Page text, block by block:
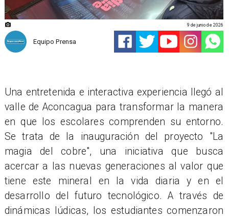
Equipo Prensa
9 de junio de 2026
Una entretenida e interactiva experiencia llegó al
valle de Aconcagua para transformar la manera
en que los escolares comprenden su entorno.
Se trata de la inauguración del proyecto "La
magia del cobre", una iniciativa que busca
acercar a las nuevas generaciones al valor que
tiene este mineral en la vida diaria y en el
desarrollo del futuro tecnológico. A través de
dinámicas lúdicas, los estudiantes comenzaron